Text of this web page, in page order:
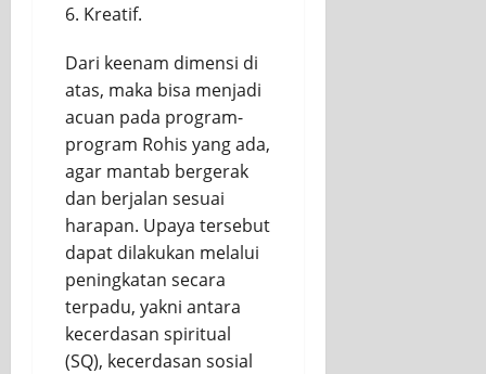
Kreatif.
Dari keenam dimensi di
atas, maka bisa menjadi
acuan pada program-
program Rohis yang ada,
agar mantab bergerak
dan berjalan sesuai
harapan. Upaya tersebut
dapat dilakukan melalui
peningkatan secara
terpadu, yakni antara
kecerdasan spiritual
(SQ), kecerdasan sosial